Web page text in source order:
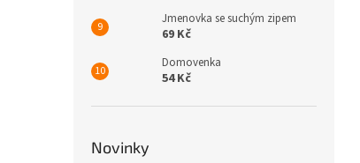
Jmenovka se suchým zipem
69 Kč
Domovenka
54 Kč
Novinky